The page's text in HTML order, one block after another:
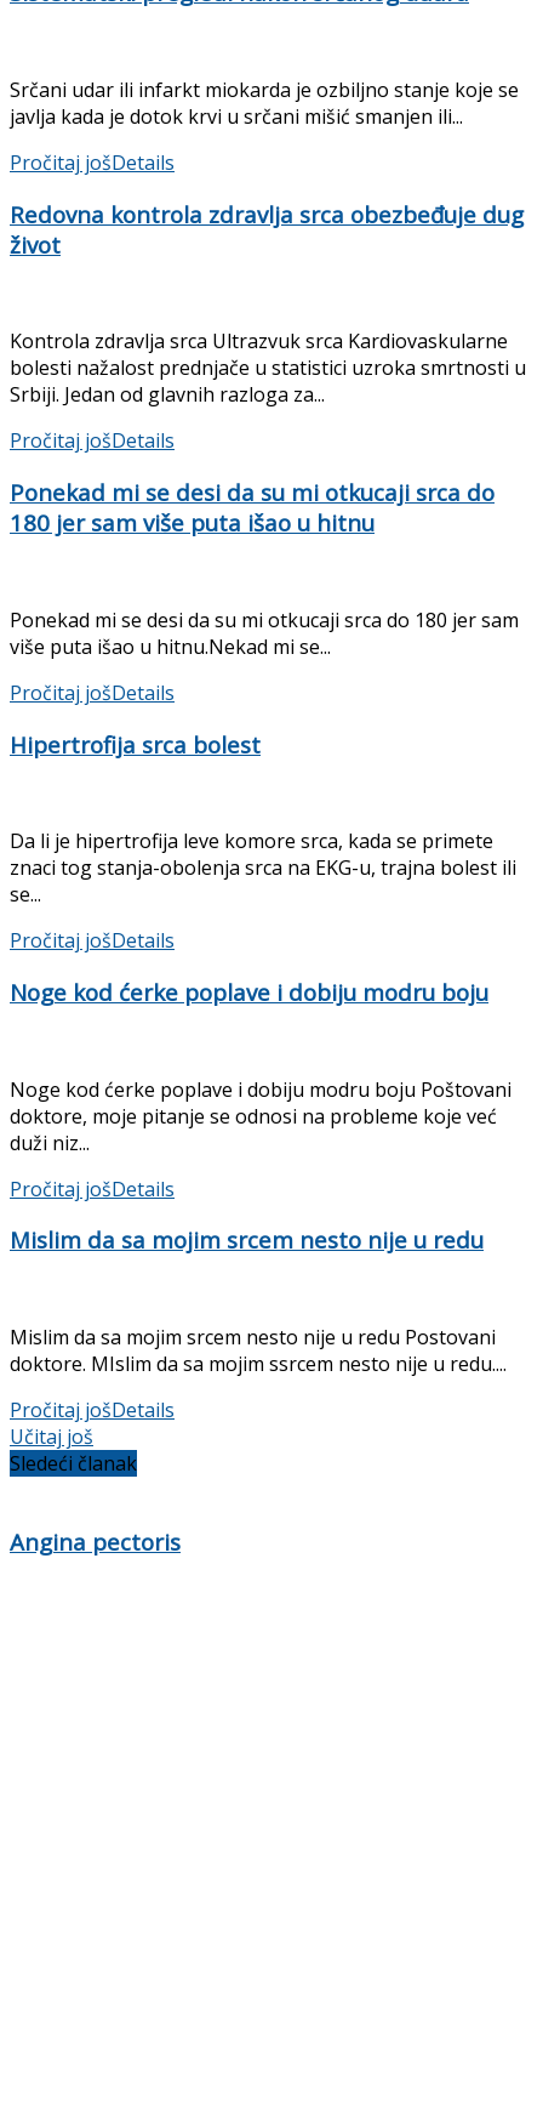
Srčani udar ili infarkt miokarda je ozbiljno stanje koje se
javlja kada je dotok krvi u srčani mišić smanjen ili...
Pročitaj jošDetails
Redovna kontrola zdravlja srca obezbeđuje dug
život
Kontrola zdravlja srca Ultrazvuk srca Kardiovaskularne
bolesti nažalost prednjače u statistici uzroka smrtnosti u
Srbiji. Jedan od glavnih razloga za...
Pročitaj jošDetails
Ponekad mi se desi da su mi otkucaji srca do
180 jer sam više puta išao u hitnu
Ponekad mi se desi da su mi otkucaji srca do 180 jer sam
više puta išao u hitnu.Nekad mi se...
Pročitaj jošDetails
Hipertrofija srca bolest
Da li je hipertrofija leve komore srca, kada se primete
znaci tog stanja-obolenja srca na EKG-u, trajna bolest ili
se...
Pročitaj jošDetails
Noge kod ćerke poplave i dobiju modru boju
Noge kod ćerke poplave i dobiju modru boju Poštovani
doktore, moje pitanje se odnosi na probleme koje već
duži niz...
Pročitaj jošDetails
Mislim da sa mojim srcem nesto nije u redu
Mislim da sa mojim srcem nesto nije u redu Postovani
doktore. MIslim da sa mojim ssrcem nesto nije u redu....
Pročitaj jošDetails
Učitaj još
Sledeći članak
Angina pectoris